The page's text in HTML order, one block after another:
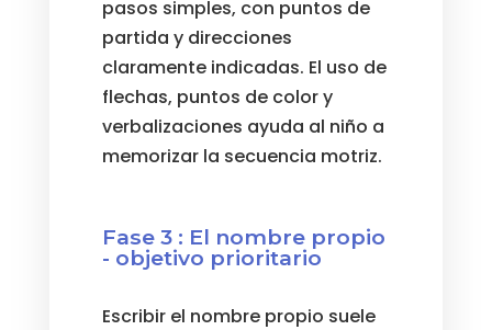
pasos simples, con puntos de
partida y direcciones
claramente indicadas. El uso de
flechas, puntos de color y
verbalizaciones ayuda al niño a
memorizar la secuencia motriz.
Fase 3 : El nombre propio
- objetivo prioritario
Escribir el nombre propio suele